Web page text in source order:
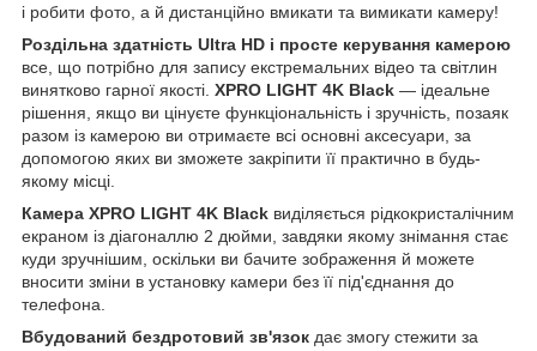
і робити фото, а й дистанційно вмикати та вимикати камеру!
Роздільна здатність Ultra HD і просте керування камерою
все, що потрібно для запису екстремальних відео та світлин
винятково гарної якості. XPRO LIGHT 4K Black — ідеальне
рішення, якщо ви цінуєте функціональність і зручність, позаяк
разом із камерою ви отримаєте всі основні аксесуари, за
допомогою яких ви зможете закріпити її практично в будь-
якому місці.
Камера XPRO LIGHT 4K Black виділяється рідкокристалічним
екраном із діагоналлю 2 дюйми, завдяки якому знімання стає
куди зручнішим, оскільки ви бачите зображення й можете
вносити зміни в установку камери без її під'єднання до
телефона.
Вбудований бездротовий зв'язок дає змогу стежити за